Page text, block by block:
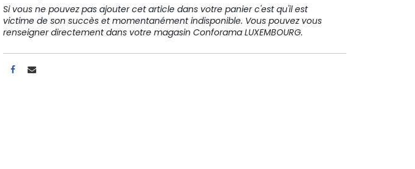
Si vous ne pouvez pas ajouter cet article dans votre panier c'est qu'il est
victime de son succès et momentanément indisponible. Vous pouvez vous
renseigner directement dans votre magasin Conforama LUXEMBOURG.